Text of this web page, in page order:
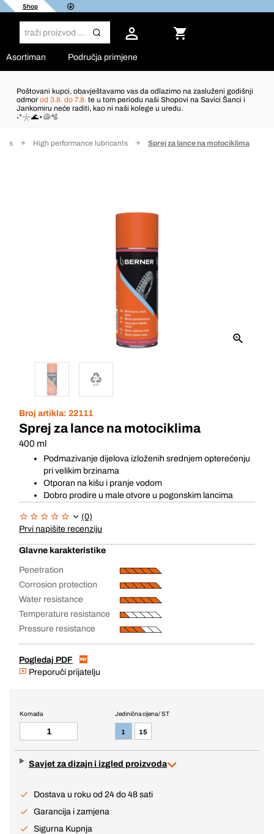
Shop
Asortiman Područja primjene
Poštovani kupci, obavještavamo vas da odlazimo na zasluženi godišnji
odmor od 3.8. do 7.8. te u tom periodu naši Shopovi na Savici Šanci i
Jankomiru neće raditi, kao ni naši kolege u uredu.
˖°𓇼🌊⋆🐚🫧
High performance lubricants Sprej za lance na motociklima
Broj artikla: 22111
Sprej za lance na motociklima
400 ml
Podmazivanje dijelova izloženih srednjem opterećenju
pri velikim brzinama
Otporan na kišu i pranje vodom
Dobro prodire u male otvore u pogonskim lancima
(0)
Prvi napišite recenziju
Glavne karakteristike
Penetration
Corrosion protection
Water resistance
Temperature resistance
Pressure resistance
Pogledaj PDF
Preporuči prijatelju
Jedinična cijena / ST
1 15
Komada
Savjet za dizajn i izgled proizvoda
Dostava u roku od 24 do 48 sati
Garancija i zamjena
Sigurna Kupnja